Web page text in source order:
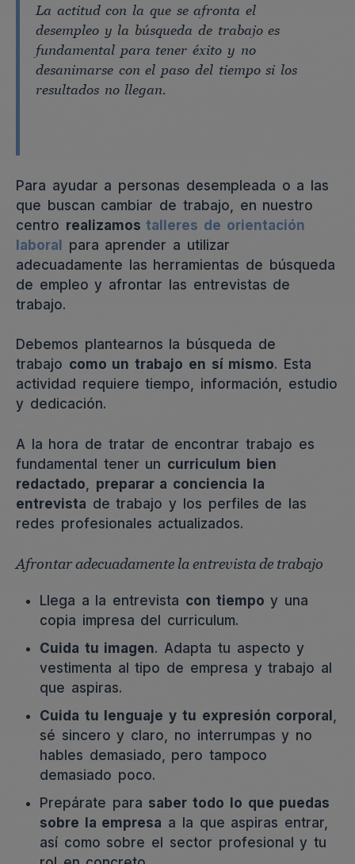
La actitud con la que se afronta el
desempleo y la búsqueda de trabajo es
fundamental para tener éxito y no
desanimarse con el paso del tiempo si los
resultados no llegan.
Para ayudar a personas desempleada o a las
que buscan cambiar de trabajo, en nuestro
centro realizamostalleres de orientación
laboral para aprender a utilizar
adecuadamente las herramientas de búsqueda
de empleo y afrontar las entrevistas de
trabajo.
Debemos plantearnos la búsqueda de
trabajo como un trabajo en sí mismo. Esta
actividad requiere tiempo, información, estudio
y dedicación.
A la hora de tratar de encontrar trabajo es
fundamental tener un curriculum bien
redactado
preparar a conciencia la
entrevista de trabajo y los perfiles de las
redes profesionales actualizados.
Afrontar adecuadamente la entrevista de trabajo
Llega a la entrevista con tiempo y una
copia impresa del curriculum.
Cuida tu imagen. Adapta tu aspecto y
vestimenta al tipo de empresa y trabajo al
que aspiras.
Cuida tu lenguaje y tu expresión corporal ,
sé sincero y claro, no interrumpas y no
hables demasiado, pero tampoco
demasiado poco.
Prepárate para saber todo lo que puedas
sobre la empresa a la que aspiras entrar,
así como sobre el sector profesional y tu